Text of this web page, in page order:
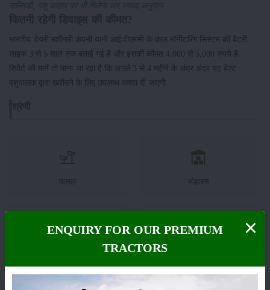
सब्सिडी, पशु आहार पर भी मिलेगा अब ज्यादा अनुदान
भारतीय डेयरी मशीनरी कंपनी यानी आईडीएमसी के काउ मॉनीटरिंग सिस्टम की बैटरी
लाइफ 3 से 5 साल तक बताई गई है और इसकी कीमत 4,000 से 5,000 रुपये है.
रिपोर्ट की मानें तो माना जा रहा है कि अगले 3 से 4 महीने के अंदर अंदर यह बेल्ट
पशुपालक द्वारा खरीदने के लिए उपलब्ध करवा दी जाएगी.
फसल भंडारण
ENQUIRY FOR OUR PREMIUM
TRACTORS